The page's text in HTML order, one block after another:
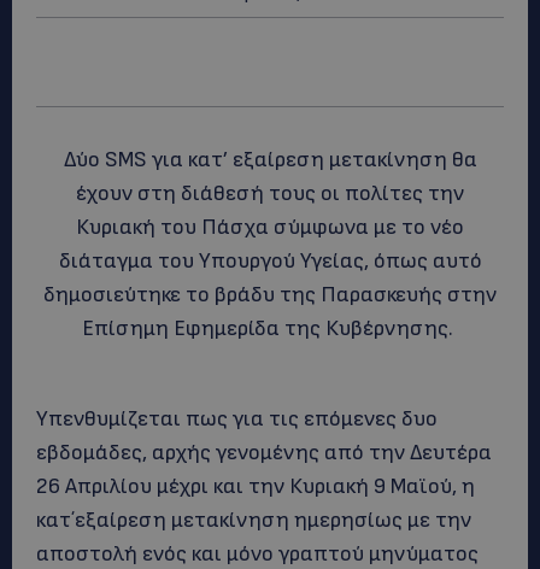
Δύο SMS για κατ’ εξαίρεση μετακίνηση θα
έχουν στη διάθεσή τους οι πολίτες την
Κυριακή του Πάσχα σύμφωνα με το νέο
διάταγμα του Υπουργού Υγείας, όπως αυτό
δημοσιεύτηκε το βράδυ της Παρασκευής στην
Επίσημη Εφημερίδα της Κυβέρνησης.
Υπενθυμίζεται πως για τις επόμενες δυο
εβδομάδες, αρχής γενομένης από την Δευτέρα
26 Απριλίου μέχρι και την Κυριακή 9 Μαϊού, η
κατ΄εξαίρεση μετακίνηση ημερησίως με την
αποστολή ενός και μόνο γραπτού μηνύματος